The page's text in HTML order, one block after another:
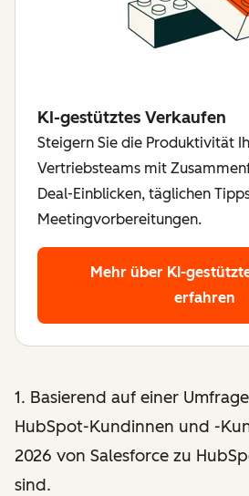
KI-gestütztes Verkaufen
Steigern Sie die Produktivität
Vertriebsteams mit
Deal-Einblicken, täglichen
Meetingvorbereitungen.
Mehr über KI-
erfahren
1. Basierend auf einer
HubSpot-Kundinnen und -
2026 von Salesforce zu
sind.